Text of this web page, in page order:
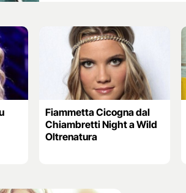
Fiammetta Cicogna dal
Chiambretti Night a Wild
Oltrenatura